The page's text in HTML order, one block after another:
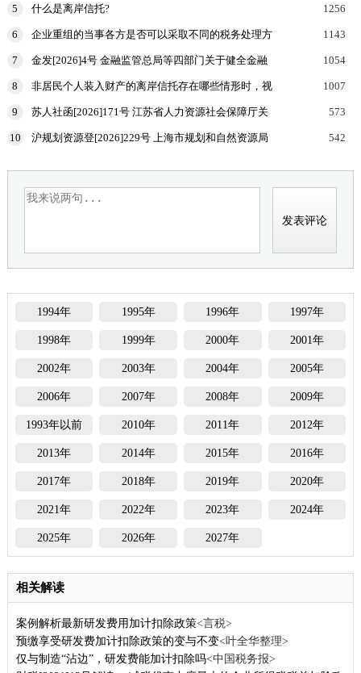
5 什么是离岸信托? 1256
6
企业重组的当事各方是否可以采取不同的税务处理方
1143
7
金发[2026]4号 金融监管总局等四部门关于健全金融
1054
8
非居民个人装入财产的离岸信托存在哪些情形时，视
规定申报
1007
9
苏人社函[2026]171号 江苏省人力资源社会保障厅关
573
10
沪规划资源登[2026]229号 上海市规划和自然资源局
置
542
1994年 1995年 1996年 1997年
1998年 1999年 2000年 2001年
2002年 2003年 2004年 2005年
2006年 2007年 2008年 2009年
1993年以前 2010年 2011年 2012年
2013年 2014年 2015年 2016年
2017年 2018年 2019年 2020年
2021年 2022年 2023年 2024年
2025年 2026年 2027年
相关解读
案例解析最新研发费用加计扣除政策<言税>
预缴享受研发费加计扣除政策的变与不变<叶全华整理>
仅与制造“沾边”，研发费能加计扣除吗<中国税务报>